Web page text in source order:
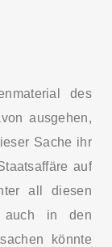
des
ausgehen,
Sache ihr
auf
all diesen
auch in den
könnte